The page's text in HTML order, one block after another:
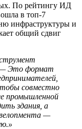
По рейтингу ИД
в топ-7
инфраструктуры и
общий сдвиг
Это формат
совместно
промышленной
здания, а
—